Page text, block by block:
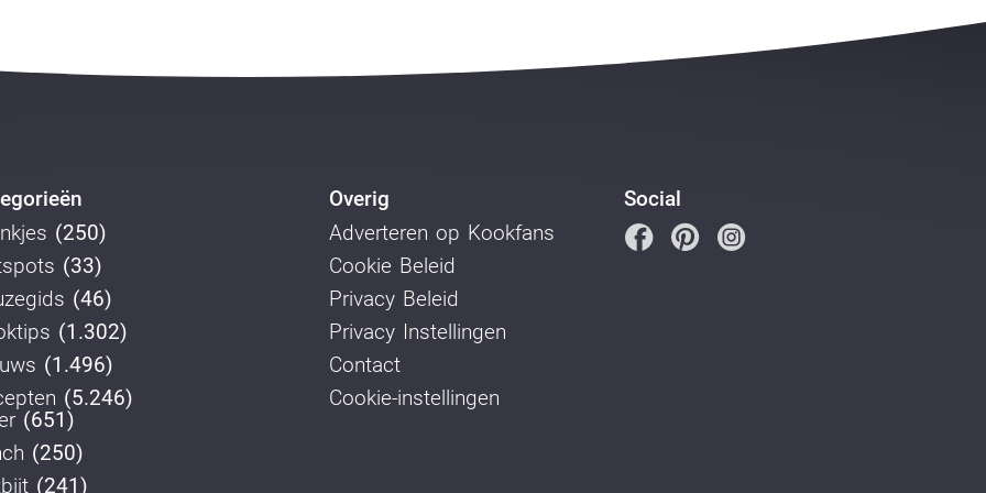
(250)
(33)
(46)
(1.302)
(1.496)
(5.246)
(651)
(250)
(241)
Overig
Adverteren op Kookfans
Cookie Beleid
Privacy Beleid
Privacy Instellingen
Contact
Cookie-instellingen
Social